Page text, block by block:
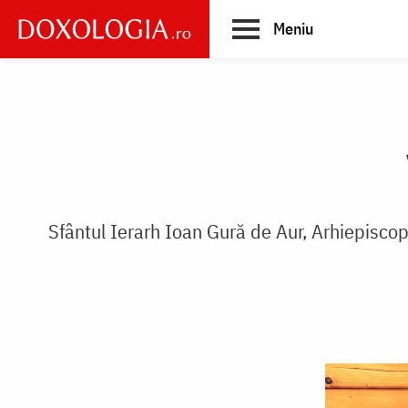
main
Meniu
Sfântul Ierarh Ioan Gură de Aur,